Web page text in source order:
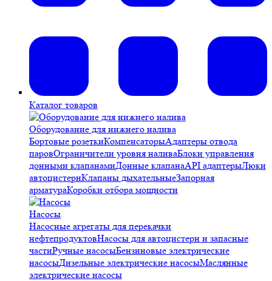
Каталог товаров
Оборудование для нижнего налива
Бортовые розеткиКомпенсаторыАдаптеры отвода
паровОграничители уровня наливаБлоки управления
донными клапанамиДонные клапанаAPI адаптерыЛюки
автоцистернКлапаны дыхательныеЗапорная
арматураКоробки отбора мощности
Насосы
Насосные агрегаты для перекачки
нефтепродуктовНасосы для автоцистерн и запасные
частиРучные насосыБензиновые электрические
насосыДизельные электрические насосыМаслянные
электрические насосы